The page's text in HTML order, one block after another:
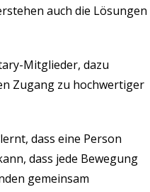
auch die Lösungen
Mitglieder, dazu
Zugang zu hochwertiger
dass eine Person
dass jede Bewegung
gemeinsam